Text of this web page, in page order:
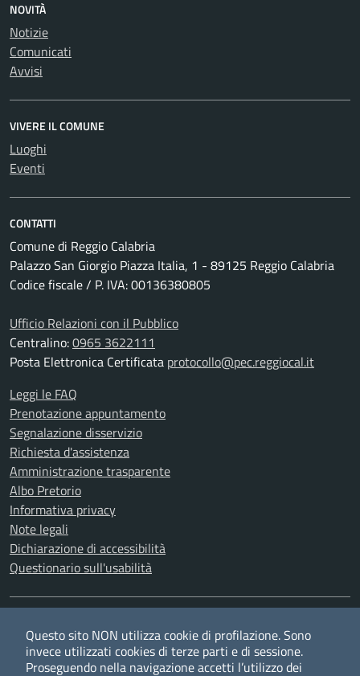
NOVITÀ
Notizie
Comunicati
Avvisi
VIVERE IL COMUNE
Luoghi
Eventi
CONTATTI
Comune di Reggio Calabria
Palazzo San Giorgio Piazza Italia, 1 - 89125 Reggio Calabria
Codice fiscale / P. IVA: 00136380805
Ufficio Relazioni con il Pubblico
Centralino:0965 3622111
Posta Elettronica Certificata protocollo@pec.reggiocal.it
Leggi le FAQ
Prenotazione appuntamento
Segnalazione disservizio
Richiesta d'assistenza
Amministrazione trasparente
Albo Pretorio
Informativa privacy
Note legali
Dichiarazione di accessibilità
Questionario sull'usabilità
TwitterFacebookYouTubeRSS
Questo sito NON utilizza cookie di profilazione. Sono
invece utilizzati cookies di terze parti e di sessione.
Proseguendo nella navigazione accetti l’utilizzo dei